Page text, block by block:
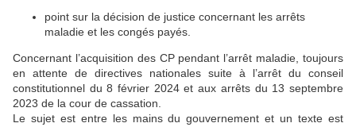
point sur la décision de justice concernant les arrêts
maladie et les congés payés.
Concernant l’acquisition des CP pendant l’arrêt maladie, toujours
en attente de directives nationales suite à l’arrêt du conseil
constitutionnel du 8 février 2024 et aux arrêts du 13 septembre
2023 de la cour de cassation.
Le sujet est entre les mains du gouvernement et un texte est